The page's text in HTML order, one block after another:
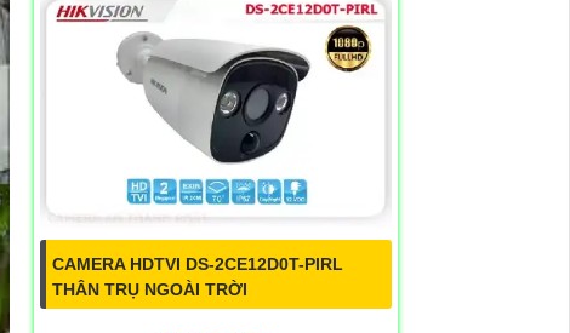
CAMERA HDTVI DS-2CE12D0T-PIRL
THÂN TRỤ NGOÀI TRỜI